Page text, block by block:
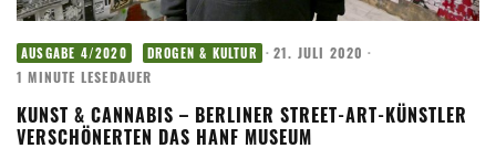
AUSGABE 4/2020 DROGEN & KULTUR · 21. JULI 2020 ·
1 MINUTE LESEDAUER
KUNST & CANNABIS – BERLINER STREET-ART-KÜNSTLER
VERSCHÖNERTEN DAS HANF MUSEUM